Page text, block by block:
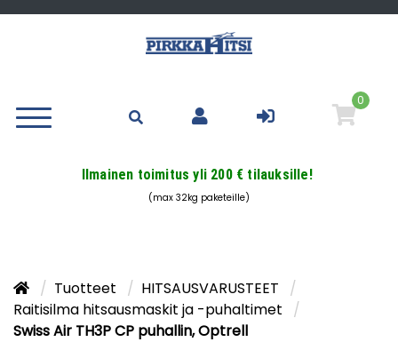
0
Ilmainen toimitus yli 200 € tilauksille!
(max 32kg paketeille)
Tuotteet
HITSAUSVARUSTEET
Raitisilma hitsausmaskit ja -puhaltimet
Swiss Air TH3P CP puhallin, Optrell